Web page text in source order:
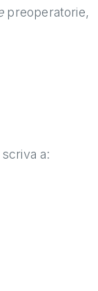
preoperatorie,
a: